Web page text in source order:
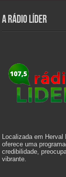
A Rádio Líder
Localizada em
oferece uma
credibilidade,
vibrante.